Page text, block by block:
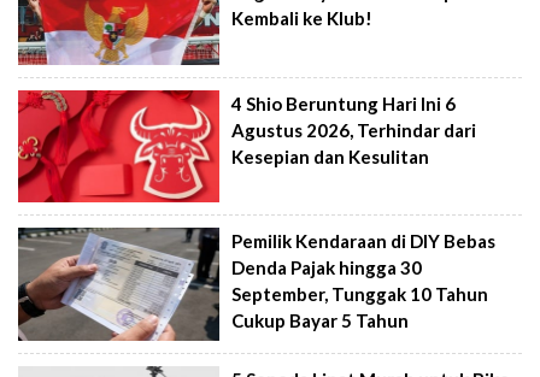
Kembali ke Klub!
4 Shio Beruntung Hari Ini 6
Agustus 2026, Terhindar dari
Kesepian dan Kesulitan
Pemilik Kendaraan di DIY Bebas
Denda Pajak hingga 30
September, Tunggak 10 Tahun
Cukup Bayar 5 Tahun